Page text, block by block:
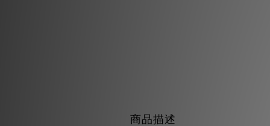
商品描述